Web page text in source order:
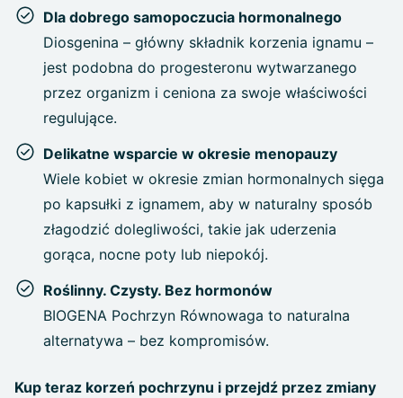
Dla dobrego samopoczucia hormonalnego
Diosgenina – główny składnik korzenia ignamu –
jest podobna do progesteronu wytwarzanego
przez organizm i ceniona za swoje właściwości
regulujące.
Delikatne wsparcie w okresie menopauzy
Wiele kobiet w okresie zmian hormonalnych sięga
po kapsułki z ignamem, aby w naturalny sposób
złagodzić dolegliwości, takie jak uderzenia
gorąca, nocne poty lub niepokój.
Roślinny. Czysty. Bez hormonów
BIOGENA Pochrzyn Równowaga to naturalna
alternatywa – bez kompromisów.
Kup teraz korzeń pochrzynu i przejdź przez zmiany